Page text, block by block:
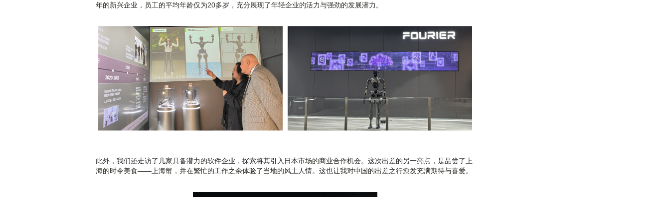
年的新兴企业，员工的平均年龄仅为20多岁，充分展现了年轻企业的活力与强劲的发展潜力。
此外，我们还走访了几家具备潜力的软件企业，探索将其引入日本市场的商业合作机会。这次出差的另一亮点，是品尝了上
海的时令美食——上海蟹，并在繁忙的工作之余体验了当地的风土人情。这也让我对中国的出差之行愈发充满期待与喜爱。